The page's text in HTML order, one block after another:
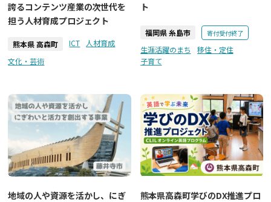
誇るコンテンツ産業の次世代を
担う人材育成プロジェクト
熊本県 高森町 ICT
人材育成
文化・芸術
ト
福岡県 糸島市 寄付受付終了
生涯活躍のまち
移住・定住
子育て
地域の人や資源を活かし、にぎ
熊本県高森町学びのDX推進プロ